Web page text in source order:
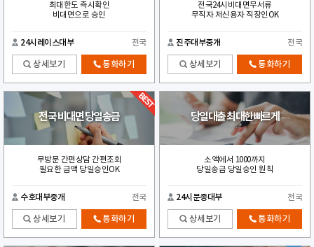
최대한도 즉시확인
비대면으로 승인
24시레이스대부 전국
상세보기 통화하기
전국24시비대면무서류
무직자 저신용자 직장인OK
진주대부중개 전국
상세보기 통화하기
전국 비대면 당일송금
무방문 간편상담 간편조회
필요한 금액 당일승인OK
수호대부중개 전국
상세보기 통화하기
당일대출 최대한빠르게
소액에서 1000까지
당일송금 당일승인 원칙
24시문종대부 전국
상세보기 통화하기